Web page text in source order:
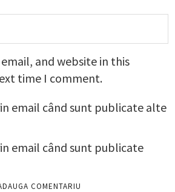
and website in this
time I comment.
email când sunt publicate alte
email când sunt publicate